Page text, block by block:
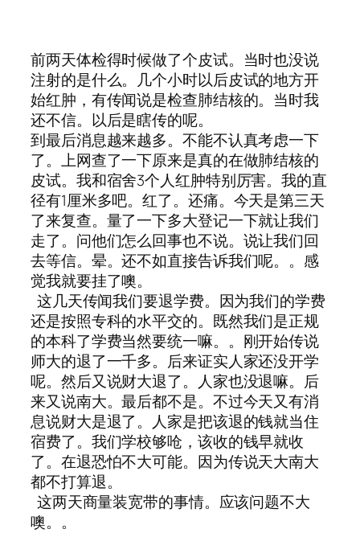
前两天体检得时候做了个皮试。当时也没说
注射的是什么。几个小时以后皮试的地方开
始红肿，有传闻说是检查肺结核的。当时我
还不信。以后是瞎传的呢。
到最后消息越来越多。不能不认真考虑一下
了。上网查了一下原来是真的在做肺结核的
皮试。我和宿舍3个人红肿特别厉害。我的直
径有1厘米多吧。红了。还痛。今天是第三天
了来复查。量了一下多大登记一下就让我们
走了。问他们怎么回事也不说。说让我们回
去等信。晕。还不如直接告诉我们呢。。感
觉我就要挂了噢。
这几天传闻我们要退学费。因为我们的学费
还是按照专科的水平交的。既然我们是正规
的本科了学费当然要统一嘛。。刚开始传说
师大的退了一千多。后来证实人家还没开学
呢。然后又说财大退了。人家也没退嘛。后
来又说南大。最后都不是。不过今天又有消
息说财大是退了。人家是把该退的钱就当住
宿费了。我们学校够呛，该收的钱早就收
了。在退恐怕不大可能。因为传说天大南大
都不打算退。
这两天商量装宽带的事情。应该问题不大
噢。。